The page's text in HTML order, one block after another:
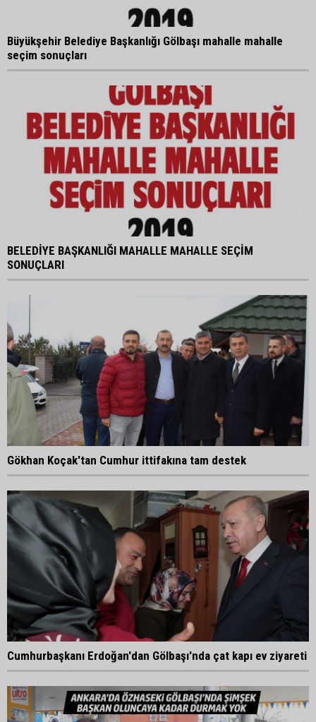
Büyükşehir Belediye Başkanlığı Gölbaşı mahalle mahalle
seçim sonuçları
BELEDİYE BAŞKANLIĞI MAHALLE MAHALLE SEÇİM
SONUÇLARI
Gökhan Koçak'tan Cumhur ittifakına tam destek
Cumhurbaşkanı Erdoğan'dan Gölbaşı'nda çat kapı ev ziyareti